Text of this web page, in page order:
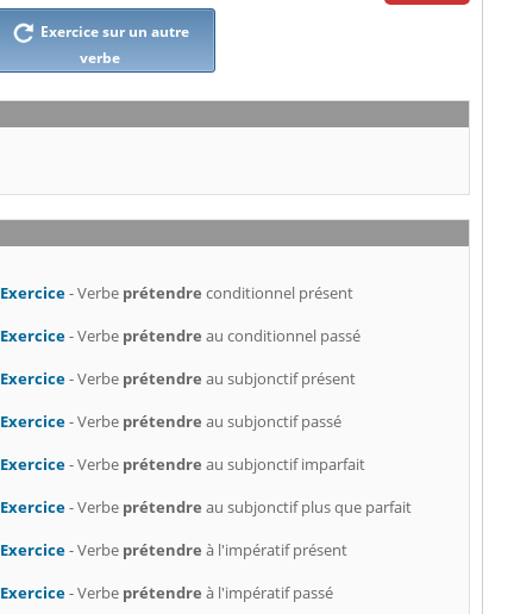
Exercice sur un autre
verbe
Exercice- Verbe prétendre conditionnel présent
Exercice- Verbe prétendre au conditionnel passé
Exercice- Verbe prétendre au subjonctif présent
Exercice- Verbe prétendre au subjonctif passé
Exercice- Verbe prétendre au subjonctif imparfait
Exercice- Verbe prétendre au subjonctif plus que parfait
Exercice- Verbe prétendre à l'impératif présent
Exercice- Verbe prétendre à l'impératif passé